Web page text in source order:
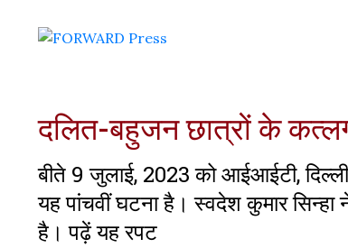
दलित-बहुजन छात्रों के
बीते 9 जुलाई, 2023 को आईआईटी,
यह पांचवीं घटना है। स्वदेश कुमार
है। पढ़ें यह रपट